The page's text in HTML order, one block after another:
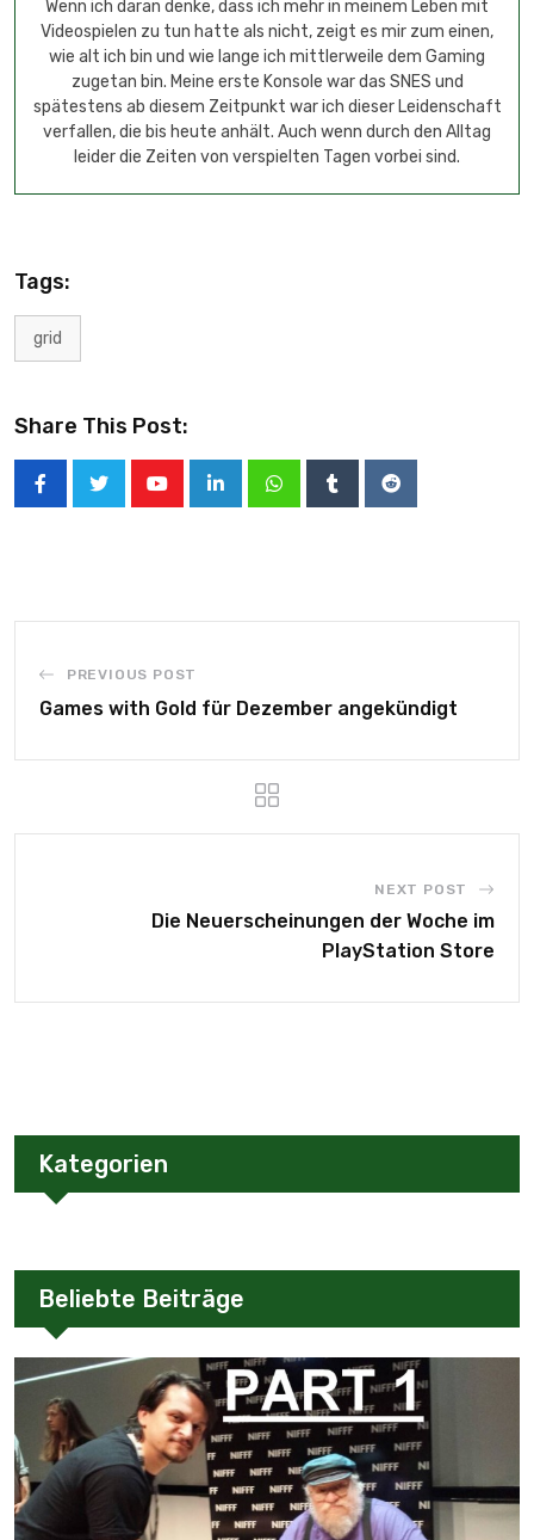
Wenn ich daran denke, dass ich mehr in meinem Leben mit
Videospielen zu tun hatte als nicht, zeigt es mir zum einen,
wie alt ich bin und wie lange ich mittlerweile dem Gaming
zugetan bin. Meine erste Konsole war das SNES und
spätestens ab diesem Zeitpunkt war ich dieser Leidenschaft
verfallen, die bis heute anhält. Auch wenn durch den Alltag
leider die Zeiten von verspielten Tagen vorbei sind.
Tags:
grid
Share This Post:
PREVIOUS POST
Games with Gold für Dezember angekündigt
NEXT POST
Die Neuerscheinungen der Woche im
PlayStation Store
Kategorien
Beliebte Beiträge